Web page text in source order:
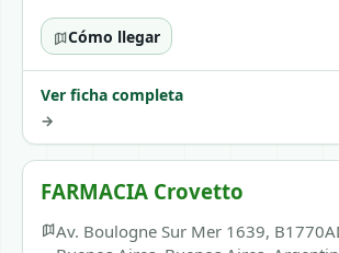
Cómo llegar
Ver ficha completa
→
FARMACIA Crovetto
Av. Boulogne Sur Mer 1639,